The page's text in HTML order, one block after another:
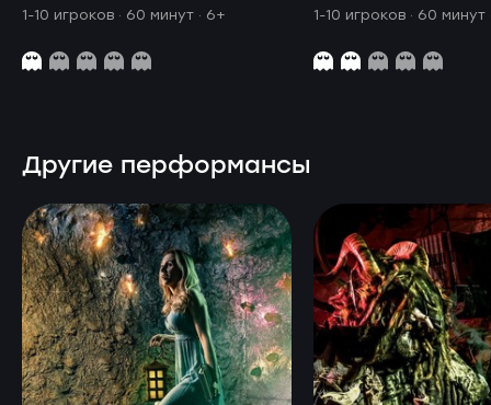
1-10 игроков · 60 минут · 6+ 1-10 игроков · 60 минут
Другие перформансы